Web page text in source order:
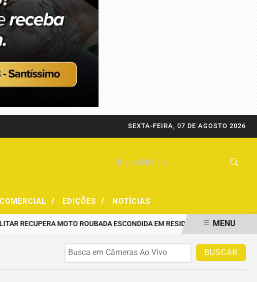
SEXTA-FEIRA, 07 DE AGOSTO 2026
/ EDIÇÕES / NOTÍCIAS
RECUPERA MOTO ROUBADA ESCONDIDA EM RESIDÊNCIA PRF
MENU
BUSCAR